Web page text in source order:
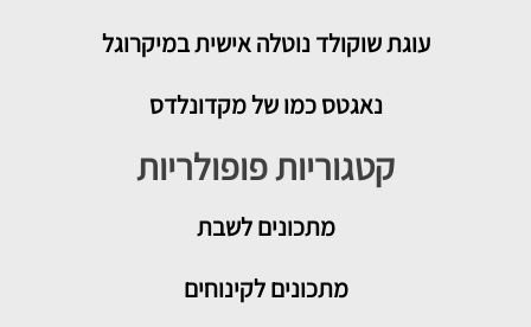
עוגת שוקולד נוטלה אישית במיקרוגל
נאגטס כמו של מקדונלדס
קטגוריות פופולריות
מתכוניםלשבת
מתכונים לקינוחים